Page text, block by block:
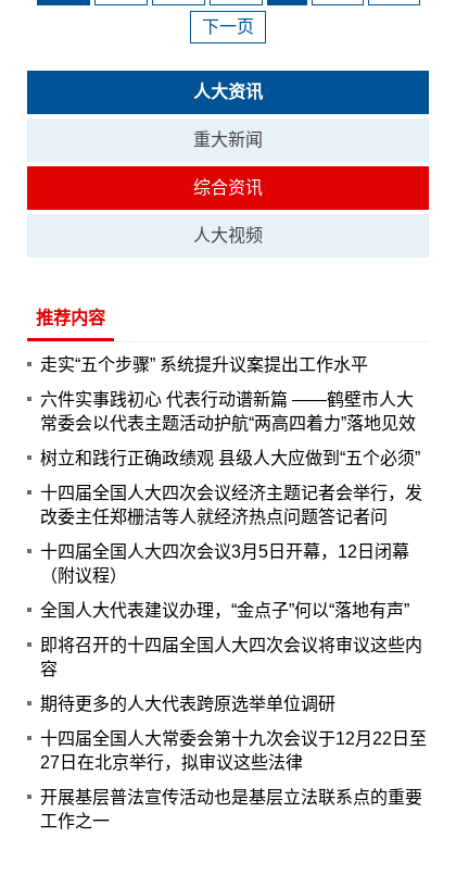
下一页
人大资讯
重大新闻
综合资讯
人大视频
推荐内容
走实“五个步骤” 系统提升议案提出工作水平
六件实事践初心 代表行动谱新篇 ——鹤壁市人大
常委会以代表主题活动护航“两高四着力”落地见效
树立和践行正确政绩观 县级人大应做到“五个必须”
十四届全国人大四次会议经济主题记者会举行，发
改委主任郑栅洁等人就经济热点问题答记者问
十四届全国人大四次会议3月5日开幕，12日闭幕
（附议程）
全国人大代表建议办理，“金点子”何以“落地有声”
即将召开的十四届全国人大四次会议将审议这些内
容
期待更多的人大代表跨原选举单位调研
十四届全国人大常委会第十九次会议于12月22日至
27日在北京举行，拟审议这些法律
开展基层普法宣传活动也是基层立法联系点的重要
工作之一